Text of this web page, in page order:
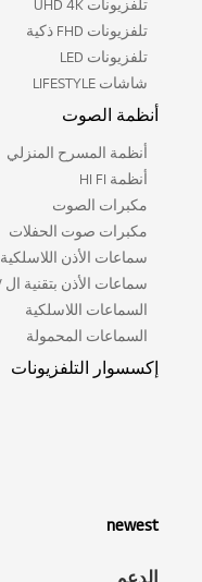
تلفزيونات UHD 4K
تلفزيونات FHD ذكية
تلفزيونات LED
شاشات LIFESTYLE
أنظمة الصوت
أنظمة المسرح المنزلي
أنظمة HI FI
مكبرات الصوت
مكبرات صوت الحفلات
سماعات الأذن اللاسلكية
سماعات الأذن بتقنية ال UV
السماعات اللاسلكية
السماعات المحمولة
إكسسوار التلفزيونات
newest